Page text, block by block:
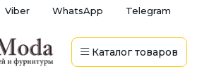
Viber WhatsApp Telegram
Каталог товаров